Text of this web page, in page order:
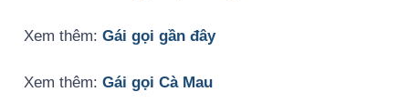
Xem thêm: Gái gọi gần đây
Xem thêm: Gái gọi Cà Mau